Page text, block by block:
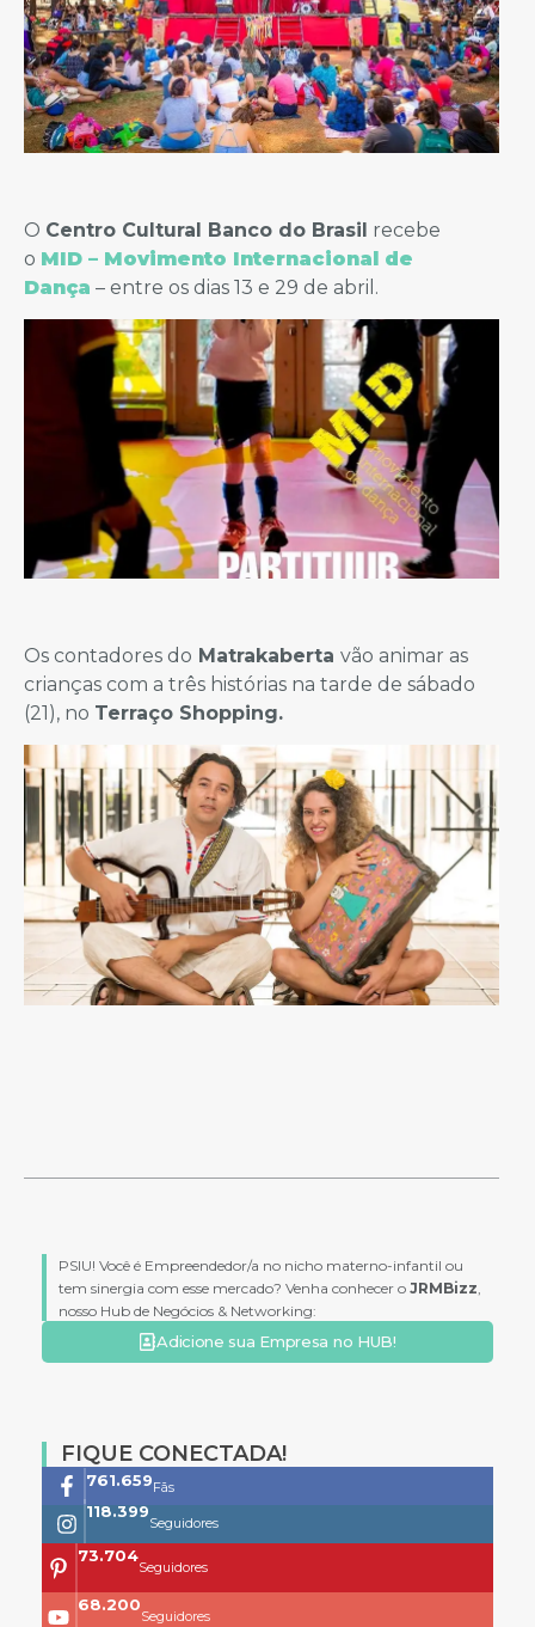
O Centro Cultural Banco do Brasil recebe
o MID – Movimento Internacional de
Dança – entre os dias 13 e 29 de abril.
Os contadores do Matrakaberta vão animar as
crianças com a três histórias na tarde de sábado
(21), no Terraço Shopping.
PSIU! Você é Empreendedor/a no nicho materno-infantil ou
tem sinergia com esse mercado? Venha conhecer o JRMBizz,
nosso Hub de Negócios & Networking:
Adicione sua Empresa no HUB!
FIQUE CONECTADA!
761.659Fãs
118.399
Seguidores
73.704
Seguidores
68.200
Seguidores